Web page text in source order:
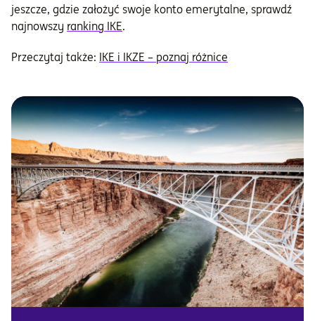
jeszcze, gdzie założyć swoje konto emerytalne, sprawdź
najnowszy ranking IKE.
Przeczytaj także: IKE i IKZE – poznaj różnice